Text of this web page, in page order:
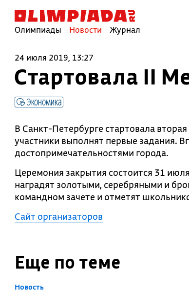
Олимпиады Новости Журнал
24 июля 2019, 13:27
Стартовала II
Экономика
В Санкт-Петербурге стартовала
участники выполнят первые задания.
достопримечательностями города.
Церемония закрытия состоится 31
наградят золотыми, серебряными и
командном зачете и отметят
Сайт организаторов
Еще по теме
Новость